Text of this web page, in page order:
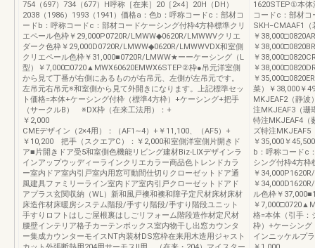
754（697）734（677）H呼称［在来］20［2×4］20H（DH）
2038（1986）1993（1941）価格a：色b：呼称コードc：部材コ
ードb：呼称コードc：部材コードケーシング付枠4方枠標準クリ
エペール色枠￥29,000P0720R/LMWW◆0620R/LMWWVクリエ
ダーク色枠￥29,000D0720R/LMWW◆0620R/LMWWVDX和室側
クリエペール色枠￥31,000■0720R/LMWW★ーーケーシング（L
型）￥7,000□0720▲MWX60620EMWX6STEP②枠●吊元洋室側
から見て丁番が右側にあるものが右吊元、左側が左吊元です。
左吊元右吊元※和室側から見て外開きになります。上記標準セッ
ト価格=本体+ケーシング付枠（標準4方枠）+ケーシング+把手
（サークルB） ※DX枠（在来工法用）：+
￥
CMEデザイン（2×4用）：（AF1∼4）+￥11,100、（AF5）+
￥10,200 把手（スクエアC）：￥2,000和室側洋室側片開きド
ア■片開きドア受5和室側色機能リビング建材Biz-LIXデザインラ
インアップウッディーラインクリエカラー商品色トレンドカラ
ー室内ドア室内引戸室内用窓可動間仕切りクローゼットドア通
風建具ファミリーライン室内ドア室内引戸クローゼットドアド
アプラス玄関収納（WL）新和風戸襖和襖和障子定尺材床材床材
床造作材床暖房システム階段/手すり階段/手すり階段ユニット
手すりロフトはしご屋根裏はしごリフォーム階段造作材定尺材
腰壁インテリア格子カーテンボックス室内物干し出窓カウンタ
ー集成カウンターモイスNT内装材DS窓枠在来用木造用ジャスト
1620STEP①本体
コードc：部材コ
SKH‒CMAAF1（
￥
￥
￥
￥
￥
菜）￥38,000￥
MKJEAF2（静波
注MKJEAF3（珊
特注MKJEAF4（
ズ特注MKJEAF5
￥35,000￥
b：呼称コードc
シング付枠4方枠
￥
￥
ル色枠￥
￥
格=本体（引手：
枠）+ケーシン
インニッケルプ